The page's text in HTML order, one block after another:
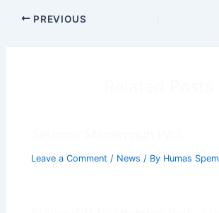
PREVIOUS
Leave a Comment / News / By Humas